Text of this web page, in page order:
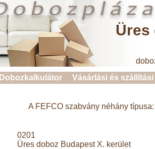
Üres
Dobozkalkulátor Vásárlási és
A FEFCO szabvány néhány típusa:
0201
Üres doboz Budapest X. kerület